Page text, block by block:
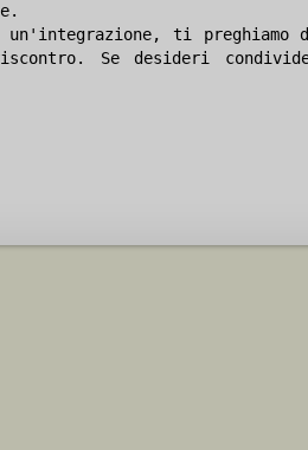
un'integrazione, ti
Se desideri